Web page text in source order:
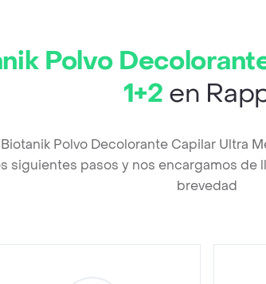
Polvo
1+2 en
Polvo Decolorante Capilar Ultra
siguientes pasos y nos encargamos de
brevedad